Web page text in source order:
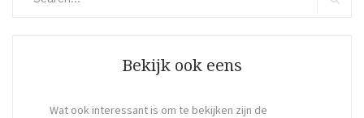
Bekijk ook eens
Wat ook interessant is om te bekijken zijn de